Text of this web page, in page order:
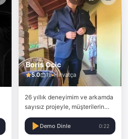
Boris Ocic
5.0 19 Hırvatça
26 yıllık deneyimim ve arkamda
sayısız projeyle, müşterilerin
isteklerine göre farklı türlerde
seslendirme sunabilirim.
Demo Dinle 0:22